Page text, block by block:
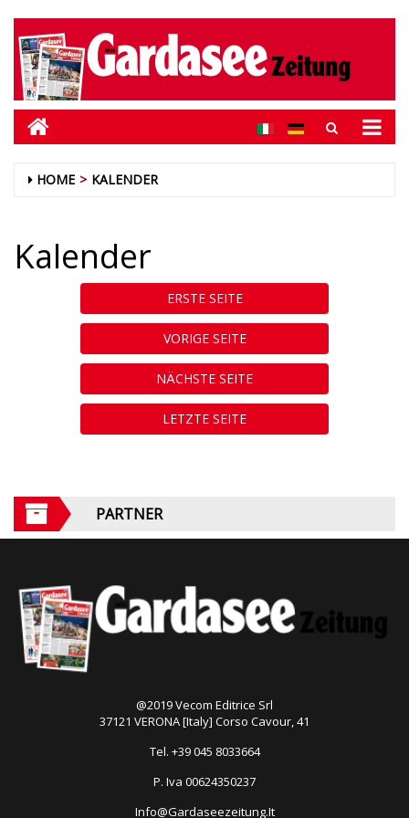
HOME KALENDER
Kalender
ERSTE SEITE
VORIGE SEITE
NÄCHSTE SEITE
LETZTE SEITE
PARTNER
@2019 Vecom Editrice Srl
37121 VERONA [Italy] Corso Cavour, 41
Tel. +39 045 8033664
P. Iva 00624350237
Info@Gardaseezeitung.It